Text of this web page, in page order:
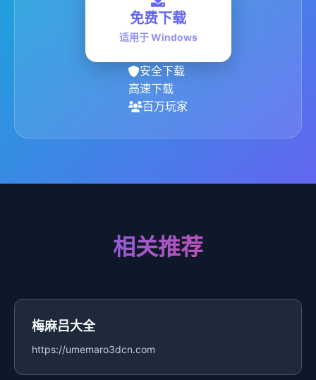
免费下载
适用于 Windows
安全下载
高速下载
百万玩家
相关推荐
梅麻吕大全
https://umemaro3dcn.com